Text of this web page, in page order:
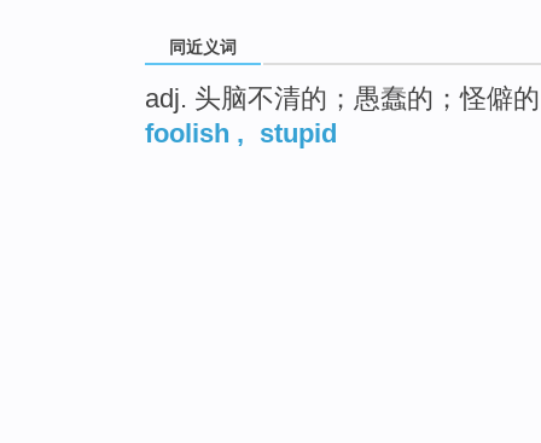
同近义词
adj. 头脑不清的；愚蠢的；怪僻的
foolish , stupid